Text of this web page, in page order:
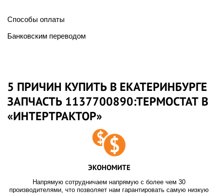
Способы оплаты
Банковским переводом
5 ПРИЧИН КУПИТЬ В ЕКАТЕРИНБУРГЕ
ЗАПЧАСТЬ 1137700890:ТЕРМОСТАТ В
«ИНТЕРТРАКТОР»
ЭКОНОМИТЕ
Напрямую сотрудничаем напрямую с более чем 30
производителями, что позволяет нам гарантировать самую низкую